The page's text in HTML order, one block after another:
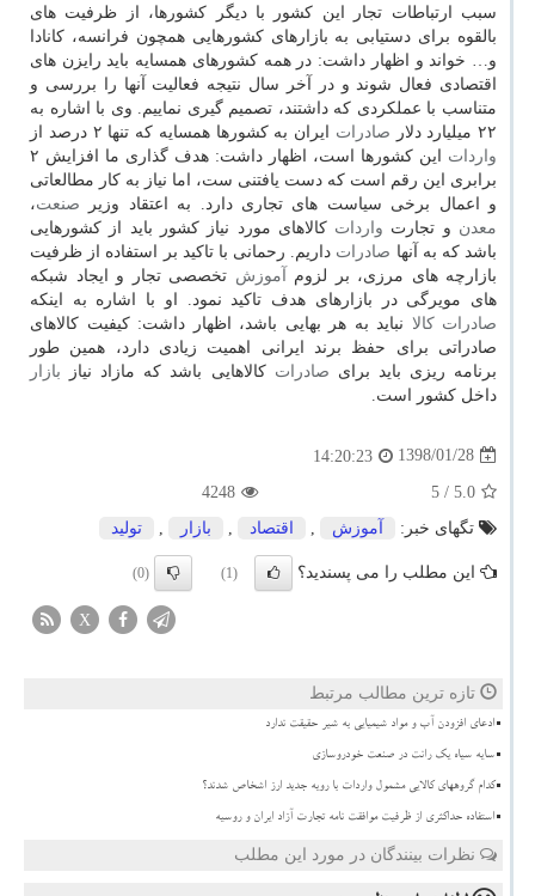
سبب ارتباطات تجار این كشور با دیگر كشورها، از ظرفیت های
بالقوه برای دستیابی به بازارهای كشورهایی همچون فرانسه، كانادا
و… خواند و اظهار داشت: در همه كشورهای همسایه باید رایزن های
اقتصادی فعال شوند و در آخر سال نتیجه فعالیت آنها را بررسی و
متناسب با عملكردی كه داشتند، تصمیم گیری نماییم. وی با اشاره به
۲۲ میلیارد دلار
صادرات ایران به كشورها همسایه كه تنها ۲ درصد از
واردات
این كشورها است، اظهار داشت: هدف گذاری ما افزایش ۲
برابری این رقم است كه دست یافتنی ست، اما نیاز به كار مطالعاتی
و اعمال برخی سیاست های تجاری دارد. به اعتقاد وزیر صنعت،
معدن و تجارت واردات كالاهای مورد نیاز كشور باید از كشورهایی
باشد كه به آنها صادرات داریم. رحمانی با تاكید بر استفاده از ظرفیت
بازارچه های مرزی، بر لزوم
آموزش تخصصی تجار و ایجاد شبكه
های مویرگی در بازارهای هدف تاكید نمود. او با اشاره به اینكه
صادرات كالا نباید به هر بهایی باشد، اظهار داشت: كیفیت كالاهای
صادراتی برای حفظ برند ایرانی اهمیت زیادی دارد، همین طور
برنامه ریزی باید برای صادرات كالاهایی باشد كه مازاد نیاز بازار
داخل كشور است.
1398/01/28
14:20:23
5.0
/ 5
4248
تگهای خبر:
آموزش , اقتصاد , بازار , تولید
این مطلب را می پسندید؟ (1)
(0)
X
تازه ترین مطالب مرتبط
ادعای افزودن آب و مواد شیمیایی به شیر حقیقت ندارد
سایه سیاه یک رانت در صنعت خودروسازی
کدام گروههای کالایی مشمول واردات با رویه جدید ارز اشخاص شدند؟
استفاده حداکثری از ظرفیت موافقت نامه تجارت آزاد ایران و روسیه
نظرات بینندگان در مورد این مطلب